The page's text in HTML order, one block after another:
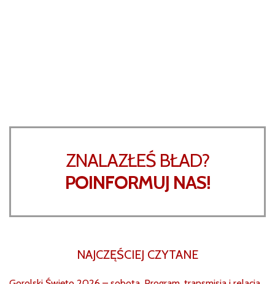
ZNALAZŁEŚ BŁAD?
POINFORMUJ NAS!
NAJCZĘŚCIEJ CZYTANE